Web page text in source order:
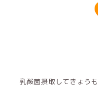
乳酸菌摂取してきょう